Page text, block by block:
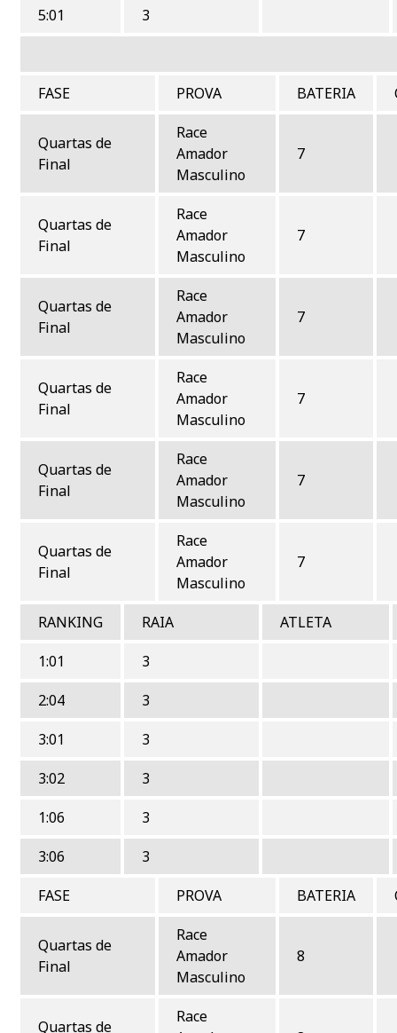
5:01
3
FASE
PROVA BATERIA
Quartas de
Final
Race
Amador
Masculino
7
Quartas de
Final
Race
Amador
Masculino
7
Quartas de
Final
Race
Amador
Masculino
7
Quartas de
Final
Race
Amador
Masculino
7
Quartas de
Final
Race
Amador
Masculino
7
Quartas de
Final
Race
Amador
Masculino
7
RANKING RAIA
ATLETA
1:01
3
2:04
3
3:01
3
3:02
3
1:06
3
3:06
3
FASE
PROVA BATERIA
Quartas de
Final
Race
Amador
Masculino
8
Quartas de
Race